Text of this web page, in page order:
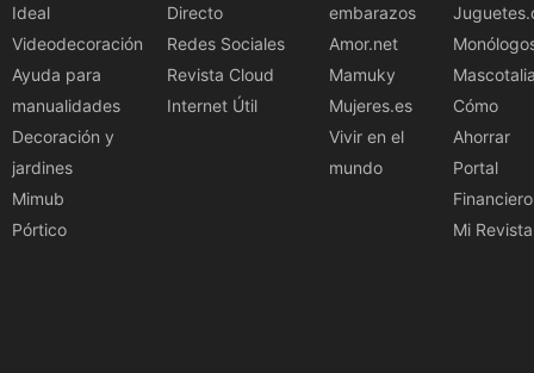
Ideal
Videodecoración
Ayuda para
manualidades
Decoración y
jardines
Mimub
Pórtico
Directo
Redes Sociales
Revista Cloud
Internet Útil
embarazos
Amor.net
Mamuky
Mujeres.es
Vivir en el
mundo
Cómo
Ahorrar
Portal
Financiero
Mi Revista